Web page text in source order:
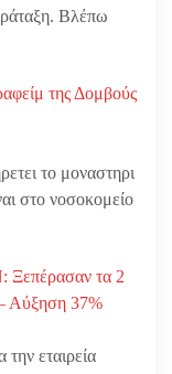
Βλέπω
της Δομβούς
το μοναστηρι
στο νοσοκομείο
Ξεπέρασαν τα 2
Αύξηση 37%
την εταιρεία